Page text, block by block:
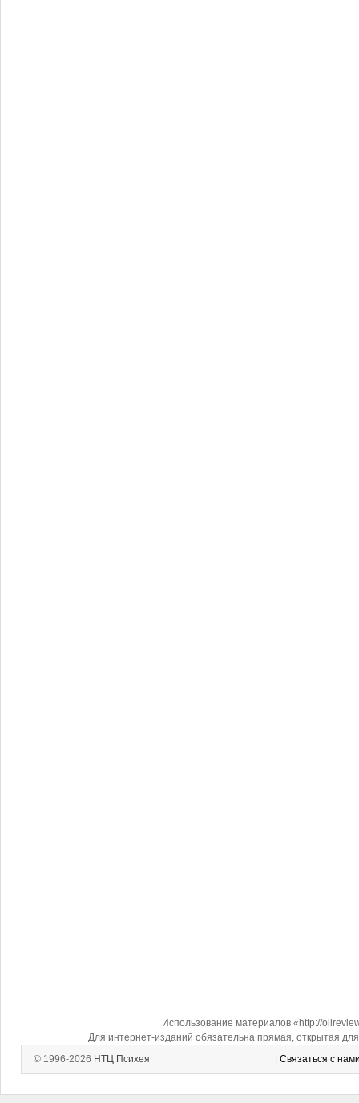
Использование материалов «http://
Для интернет-изданий обязательна прямая, открытая
© 1996-2026 НТЦ Психея Связаться с